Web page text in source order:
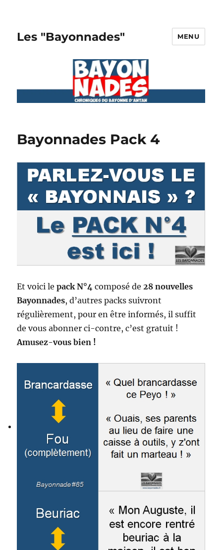
Les "Bayonnades" MENU
Bayonnades Pack 4
Et voici lepack N°4 composé de28 nouvelles
Bayonnades, d’autres packs suivront
régulièrement, pour en être informés, il suffit
de vous abonner ci-contre, c’est gratuit !
Amusez-vous bien !